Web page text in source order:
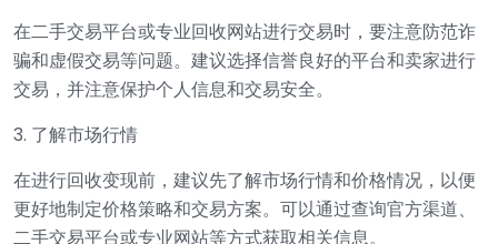
在二手交易平台或专业回收网站进行交易时，要注意防范诈
骗和虚假交易等问题。建议选择信誉良好的平台和卖家进行
交易，并注意保护个人信息和交易安全。
3. 了解市场行情
在进行回收变现前，建议先了解市场行情和价格情况，以便
更好地制定价格策略和交易方案。可以通过查询官方渠道、
二手交易平台或专业网站等方式获取相关信息。